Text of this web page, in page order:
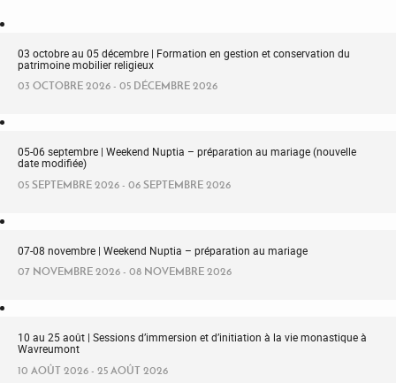
03 octobre au 05 décembre | Formation en gestion et conservation du
patrimoine mobilier religieux
03 OCTOBRE 2026 - 05 DÉCEMBRE 2026
05-06 septembre | Weekend Nuptia – préparation au mariage (nouvelle
date modifiée)
05 SEPTEMBRE 2026 - 06 SEPTEMBRE 2026
07-08 novembre | Weekend Nuptia – préparation au mariage
07 NOVEMBRE 2026 - 08 NOVEMBRE 2026
10 au 25 août | Sessions d’immersion et d’initiation à la vie monastique à
Wavreumont
10 AOÛT 2026 - 25 AOÛT 2026